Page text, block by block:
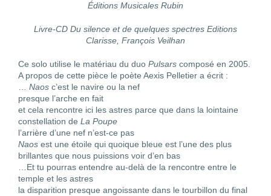
Éditions Musicales Rubin
Livre-CD Du silence et de quelques spectres Editions
Clarisse, François Veilhan
Ce solo utilise le matériau du duo Pulsars composé en 2005.
A propos de cette pièce le poète Aexis Pelletier a écrit :
Naos c’est le navire ou la nef
presque l’arche en fait
et cela rencontre ici les astres parce que dans la lointaine
constellation de La Poupe
l’arrière d’une nef n’est-ce pas
Naos est une étoile qui quoique bleue est l’une des plus
brillantes que nous puissions voir d’en bas
…Et tu pourras entendre au-delà de la rencontre entre le
temple et les astres
la disparition presque angoissante dans le tourbillon du final